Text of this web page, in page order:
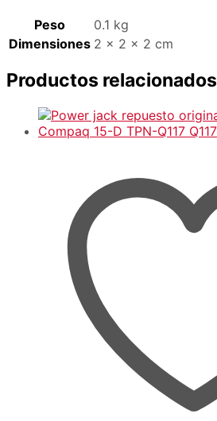
Peso
0.1 kg
Dimensiones 2 × 2 × 2 cm
Productos relacionados